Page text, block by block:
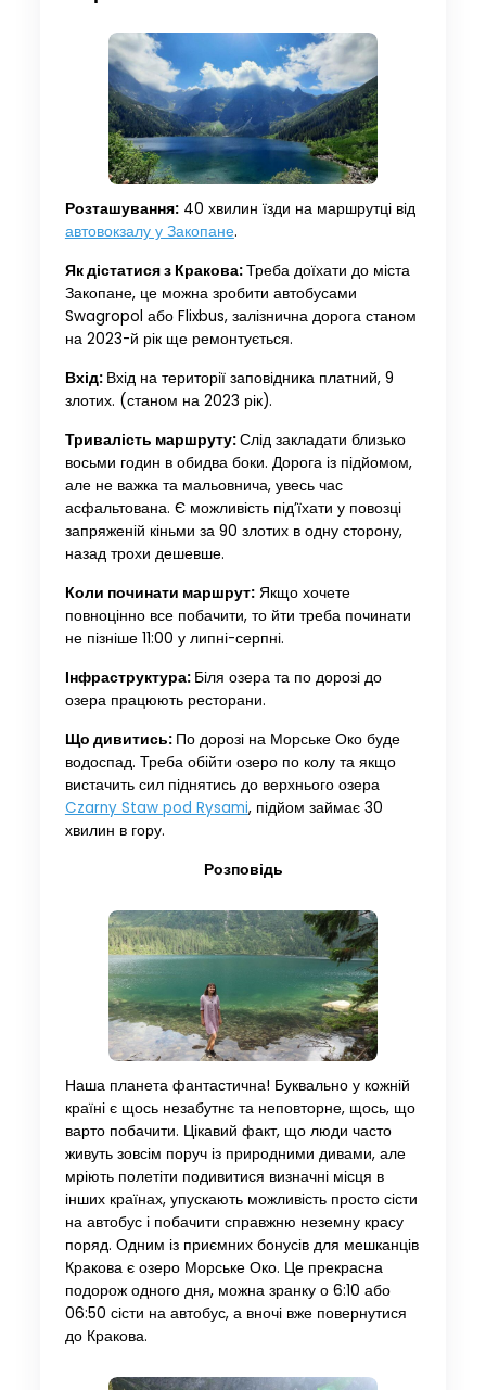
Розташування:40 хвилин їзди на маршрутці від
автовокзалу у Закопане.
Як дістатися з Кракова:Треба доїхати до міста
Закопане, це можна зробити автобусами
Swagropol або Flixbus, залізнична дорога станом
на 2023-й рік ще ремонтується.
Вхід: Вхід на території заповідника платний, 9
злотих. (станом на 2023 рік).
Тривалість маршруту:Слід закладати близько
восьми годин в обидва боки. Дорога із підйомом,
але не важка та мальовнича, увесь час
асфальтована. Є можливість під’їхати у повозці
запряженій кіньми за 90 злотих в одну сторону,
назад трохи дешевше.
Коли починати маршрут:Якщо хочете
повноцінно все побачити, то йти треба починати
не пізніше 11:00 у липні-серпні.
Інфраструктура: Біля озера та по дорозі до
озера працюють ресторани.
Що дивитись: По дорозі на Морське Око буде
водоспад. Треба обійти озеро по колу та якщо
вистачить сил піднятись до верхнього озера
Czarny Staw pod Rysami, підйом займає 30
хвилин в гору.
Розповідь
Наша планета фантастична! Буквально у кожній
країні є щось незабутнє та неповторне, щось, що
варто побачити. Цікавий факт, що люди часто
живуть зовсім поруч із природними дивами, але
мріють полетіти подивитися визначні місця в
інших країнах, упускають можливість просто сісти
на автобус і побачити справжню неземну красу
поряд. Одним із приємних бонусів для мешканців
Кракова є озеро Морське Око. Це прекрасна
подорож одного дня, можна зранку о 6:10 або
06:50 сісти на автобус, а вночі вже повернутися
до Кракова.